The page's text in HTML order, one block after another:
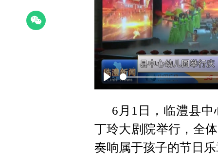
Play
6月1日，临澧县中
丁玲大剧院举行，全
奏响属于孩子的节日